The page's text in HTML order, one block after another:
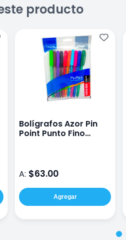
producto
Bolígrafos Azor Pin
Point Punto Fino
A: $63.00
Agregar